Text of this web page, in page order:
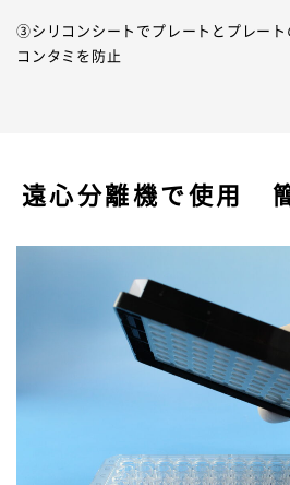
③シリコンシートでプレートとプレー
コンタミを防止
遠心分離機で使用